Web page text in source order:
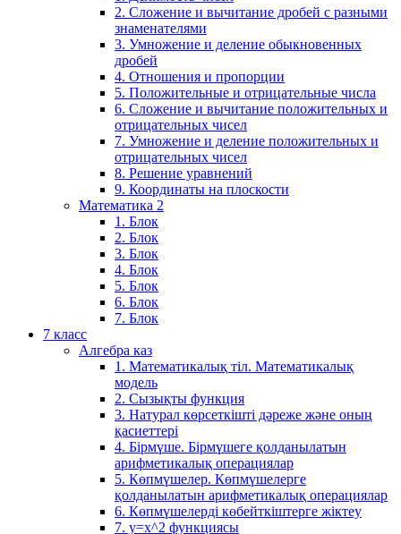
2. Сложение и вычитание дробей с разными
знаменателями
3. Умножение и деление обыкновенных
дробей
4. Отношения и пропорции
5. Положительные и отрицательные числа
6. Сложение и вычитание положительных и
отрицательных чисел
7. Умножение и деление положительных и
отрицательных чисел
8. Решение уравнений
9. Координаты на плоскости
Математика 2
1. Блок
2. Блок
3. Блок
4. Блок
5. Блок
6. Блок
7. Блок
7 класс
Алгебра каз
1. Математикалық тіл. Математикалық
модель
2. Сызықты функция
3. Натурал көрсеткішті дәреже және оның
қасиеттері
4. Бірмүше. Бірмүшеге қолданылатын
арифметикалық операциялар
5. Көпмүшелер. Көпмүшелерге
қолданылатын арифметикалық операциялар
6. Көпмүшелерді көбейткіштерге жіктеу
7. у=х^2 функциясы